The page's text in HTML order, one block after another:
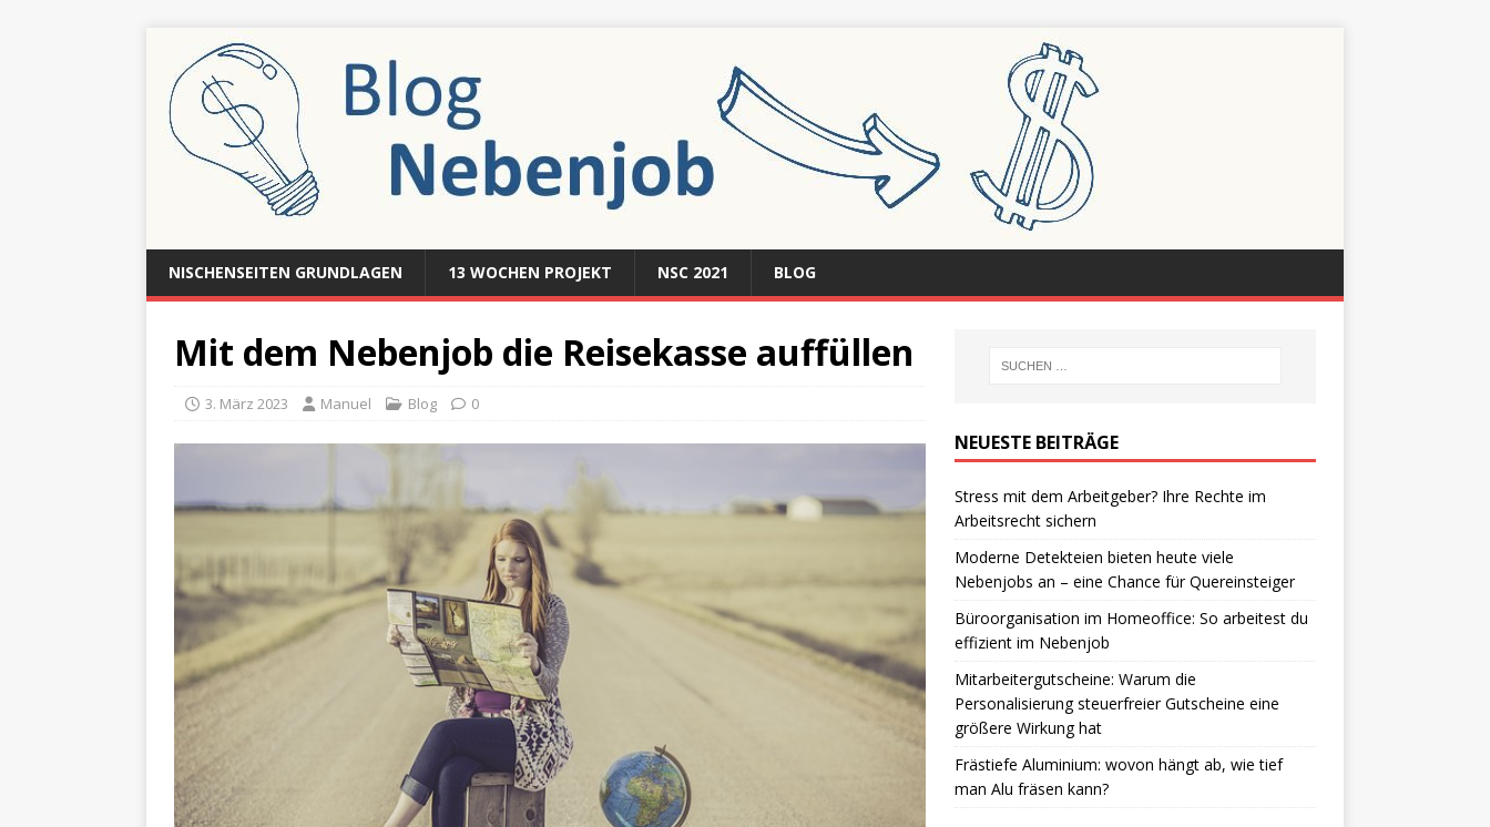
NISCHENSEITEN GRUNDLAGEN 13 WOCHEN PROJEKT NSC 2021 BLOG
Mit dem Nebenjob die Reisekasse auffüllen
3. März 2023 Manuel Blog 0
NEUESTE BEITRÄGE
Stress mit dem Arbeitgeber? Ihre Rechte im
Arbeitsrecht sichern
Moderne Detekteien bieten heute viele
Nebenjobs an – eine Chance für Quereinsteiger
Büroorganisation im Homeoffice: So arbeitest du
effizient im Nebenjob
Mitarbeitergutscheine: Warum die
Personalisierung steuerfreier Gutscheine eine
größere Wirkung hat
Frästiefe Aluminium: wovon hängt ab, wie tief
man Alu fräsen kann?